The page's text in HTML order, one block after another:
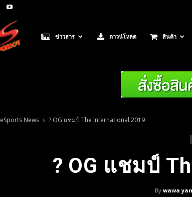
Neolution
ข่าวสาร ดาวน์โหลด สินค้า
eSports News ? OG แชมป์ The International 2019
? OG แชมป์
By wawa